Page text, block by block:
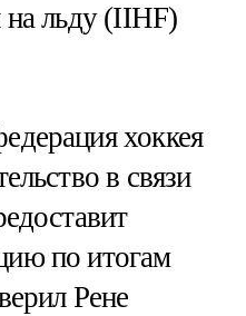
на льду (IIHF)
хоккея
в связи
по итогам
Рене